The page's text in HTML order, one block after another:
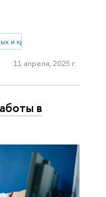
и креативных компетенций
11 апреля, 2025 г.
в